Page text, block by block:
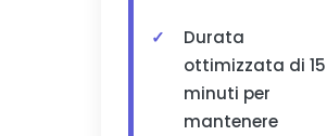
Durata
ottimizzata di 15
minuti per
mantenere